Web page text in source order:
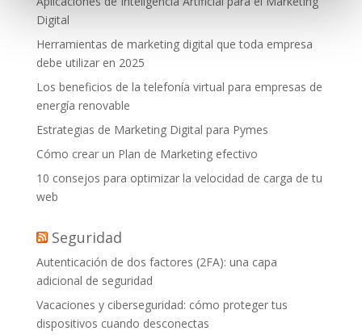
Digital
Herramientas de marketing digital que toda empresa
debe utilizar en 2025
Los beneficios de la telefonía virtual para empresas de
energía renovable
Estrategias de Marketing Digital para Pymes
Cómo crear un Plan de Marketing efectivo
10 consejos para optimizar la velocidad de carga de tu
web
Seguridad
Autenticación de dos factores (2FA): una capa
adicional de seguridad
Vacaciones y ciberseguridad: cómo proteger tus
dispositivos cuando desconectas